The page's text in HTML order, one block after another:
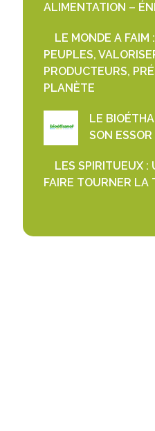
ALIMENTATION –
LE MONDE A FAIM
PEUPLES,
PRODUCTEURS,
PLANÈTE
LE
SON ESSOR
LES SPIRITUEUX :
FAIRE TOURNER LA